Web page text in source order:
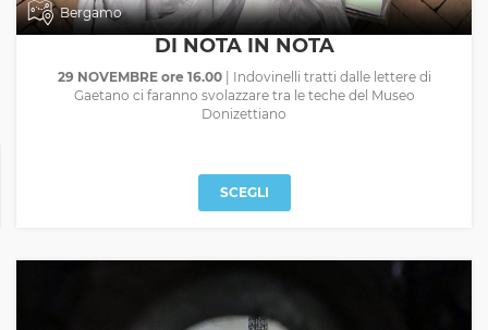
Bergamo
DI NOTA IN NOTA
29 NOVEMBRE ore 16.00
| Indovinelli tratti dalle lettere di
Gaetano ci faranno svolazzare tra le teche del Museo
Donizettiano
SCEGLI